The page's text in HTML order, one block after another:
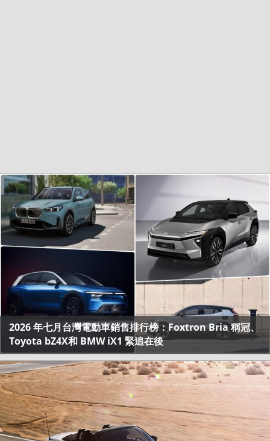
2026 年七月台灣電動車銷售排行榜：Foxtron Bria 稱冠、
Toyota bZ4X和 BMW iX1 緊追在後